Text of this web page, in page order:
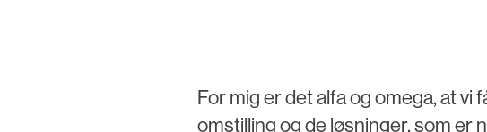
For mig er det alfa og omega, at vi
omstilling og de løsninger, som